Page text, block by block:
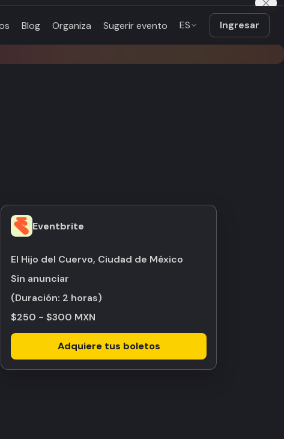
Blog Organiza Sugerir evento ES Ingresar
Eventbrite
El Hijo del Cuervo, Ciudad de México
Sin anunciar
(Duración: 2 horas)
$250 - $300 MXN
Adquiere tus boletos